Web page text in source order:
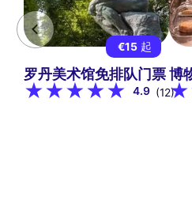
€15 起
罗丹美术馆免排队门票
4.9 (12)
博